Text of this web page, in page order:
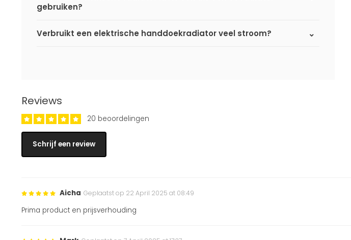
gebruiken?
Verbruikt een elektrische handdoekradiator veel stroom?
Reviews
20 beoordelingen
Schrijf een review
Aicha Geplaatst op 22 April 2025 at 08:49
Prima product en prijsverhouding